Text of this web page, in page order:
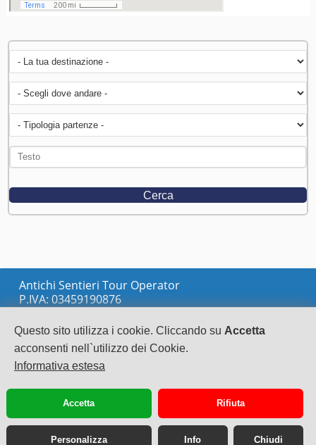
Questo sito utilizza i cookie. Cliccando su Accetta
acconsenti nell`utilizzo dei Cookie.
Informativa estesa
Accetta Rifiuta
Personalizza Info Chiudi
Antichi Sentieri Tour Operator
P.IVA: 03459190876
LOCRI
0964233148
info@antichisentieri.it